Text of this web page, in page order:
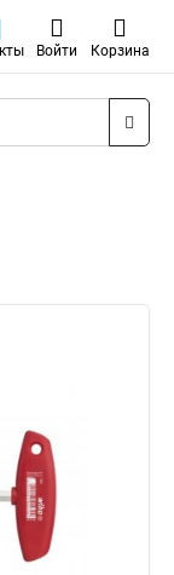
Войти Корзина